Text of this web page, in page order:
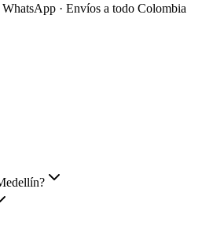
· Envíos a todo Colombia